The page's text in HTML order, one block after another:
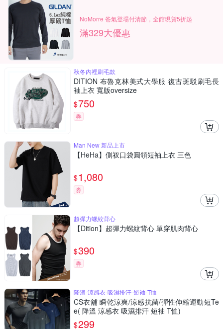
NoMorre 爸氣登場付清節，全館現貨5折起
滿329大優惠
秋冬內裡刷毛款
DITION 布魯克林美式大學服 復古斑駁刷毛長
袖上衣 寬版oversize
$750
券
Man New 新品上市
【HeHa】側衩口袋圓領短袖上衣 三色
$1,080
券
超彈力螺紋背心
【Dition】超彈力螺紋背心 單穿肌肉背心
$390
券
降溫-涼感衣-吸濕排汗-短袖-T恤
CS衣舖 瞬乾涼爽/涼感抗菌/彈性伸縮運動短Te
e( 降溫 涼感衣 吸濕排汗 短袖 T恤)
$299